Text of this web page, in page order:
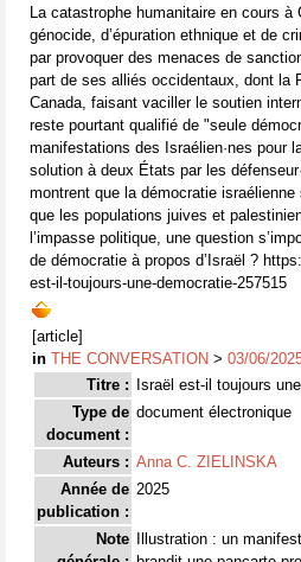
La catastrophe humanitaire en cours
génocide, d’épuration ethnique et de
par provoquer des menaces de
part de ses alliés occidentaux, dont la
Canada, faisant vaciller le soutien
reste pourtant qualifié de "seule
manifestations des Israélien·nes pour
solution à deux États par les
montrent que la démocratie
que les populations juives et
l’impasse politique, une question
de démocratie à propos d’Israël ?
est-il-toujours-une-democratie-257515
[article]
in THE CONVERSATION > 03/06/
Titre :
Israël est-il toujours
Type de
document :
document électronique
Auteurs : Anna C. ZIELINSKA
Année de
publication :
2025
Note
Illustration : un